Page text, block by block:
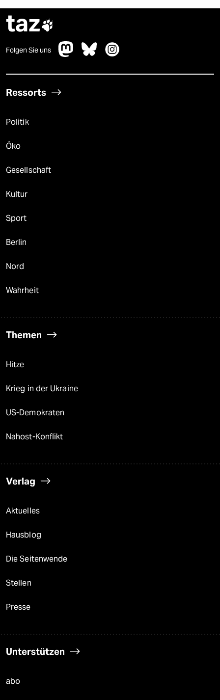
taz
Folgen Sie uns
Ressorts
Politik
Öko
Gesellschaft
Kultur
Sport
Berlin
Nord
Wahrheit
Themen
Hitze
Krieg in der Ukraine
US-Demokraten
Nahost-Konflikt
Verlag
Aktuelles
Hausblog
Die Seitenwende
Stellen
Presse
Unterstützen
abo